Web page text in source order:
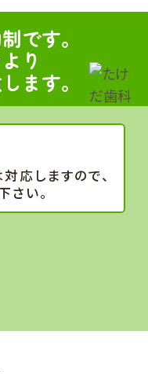
です。
り
ます。
応しますので、
さい。